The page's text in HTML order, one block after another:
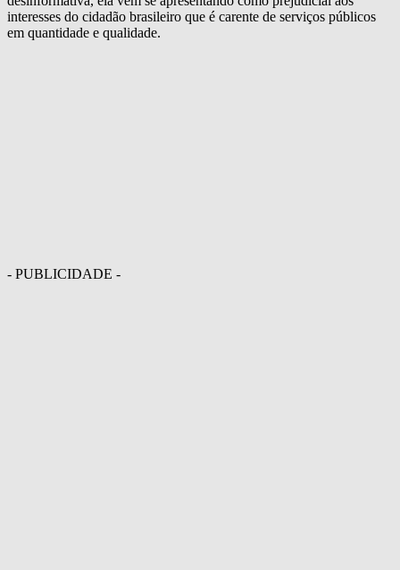
interesses do cidadão brasileiro que é carente de serviços públicos
em quantidade e qualidade.
- PUBLICIDADE -